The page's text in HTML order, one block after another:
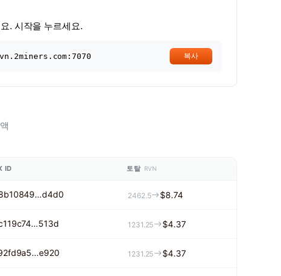
. 시작을 누르세요.
복사
ID 토탈 RVN
2462.5 $8.74
1231.25 $4.37
1231.25 $4.37